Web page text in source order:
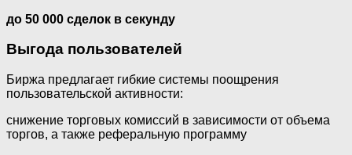
до 50 000 сделок в секунду
Выгода пользователей
Биржа предлагает гибкие системы поощрения
пользовательской активности:
снижение торговых комиссий в зависимости от объема
торгов, а также реферальную программу